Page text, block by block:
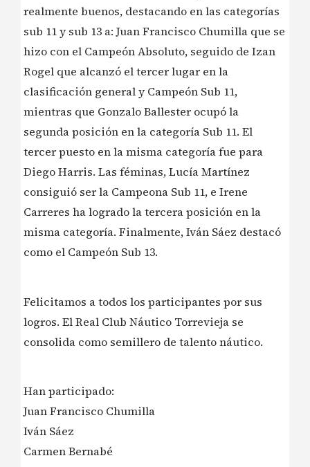
realmente buenos, destacando en las categorías
sub 11 y sub 13 a: Juan Francisco Chumilla que se
hizo con el Campeón Absoluto, seguido de Izan
Rogel que alcanzó el tercer lugar en la
clasificación general y Campeón Sub 11,
mientras que Gonzalo Ballester ocupó la
segunda posición en la categoría Sub 11. El
tercer puesto en la misma categoría fue para
Diego Harris. Las féminas, Lucía Martínez
consiguió ser la Campeona Sub 11, e Irene
Carreres ha logrado la tercera posición en la
misma categoría. Finalmente, Iván Sáez destacó
como el Campeón Sub 13.
Felicitamos a todos los participantes por sus
logros. El Real Club Náutico Torrevieja se
consolida como semillero de talento náutico.
Han participado:
Juan Francisco Chumilla
Iván Sáez
Carmen Bernabé